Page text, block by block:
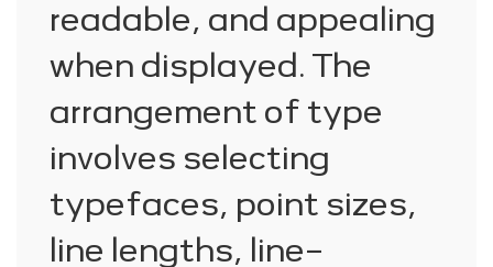
readable, and appealing
when displayed. The
arrangement of type
involves selecting
typefaces, point sizes,
line lengths, line-